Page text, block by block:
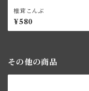
椎茸こんぶ
¥580
その他の商品